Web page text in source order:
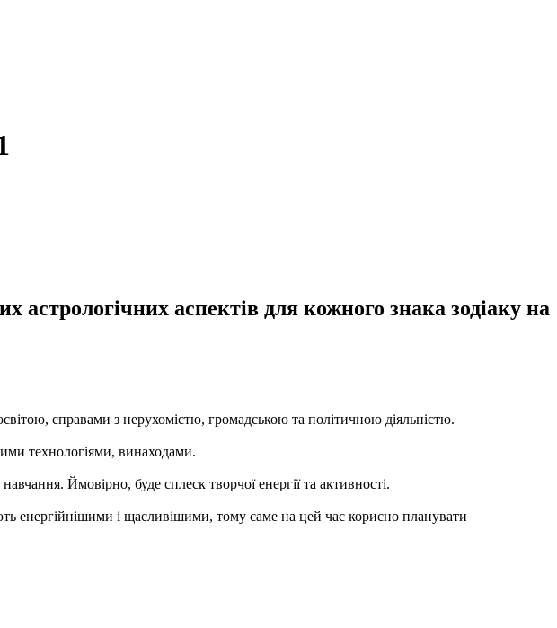
аспектів для кожного знака зодіаку на
справами з нерухомістю, громадською та політичною діяльністю.
технологіями, винаходами.
Ймовірно, буде сплеск творчої енергії та активності.
енергійнішими і щасливішими, тому саме на цей час корисно планувати